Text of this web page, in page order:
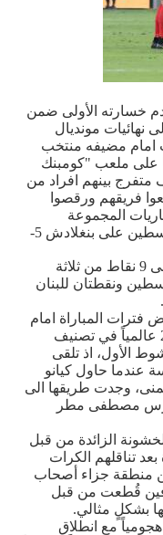
خسارته الأولى ضمن
نهائيات مونديال
آسيا 2027، وجاءت امام مضيفه منتخب
على ملعب "كومبنك
في مدينة سيدني امام 27 الف متفرج بينهم افراد من
فريقهم ورقصوا
المجموعة
التاسعة التي شهدت ايضًا فوز كبير لفلسطين على بنغلادش 5-
وبهذه النتيجة رفعت أستراليا رصيدها الى 9 نقاط من ثلاثة
ونقطتان للبنان
فترات المباراة امام
منتخبٍ عالي المستوى يحتل المركز 23 عالمياً في تصنيف
الأول، اذ تلقى
عندما حاول كيانو
وجدت طريقها الى
مصطفى مطر
الزائدة من قبل
تناقلهم الكرات
منطقة جزاء أصحاب
قُطعت من قبل
بشكلٍ مثالي.
مع انطلاق